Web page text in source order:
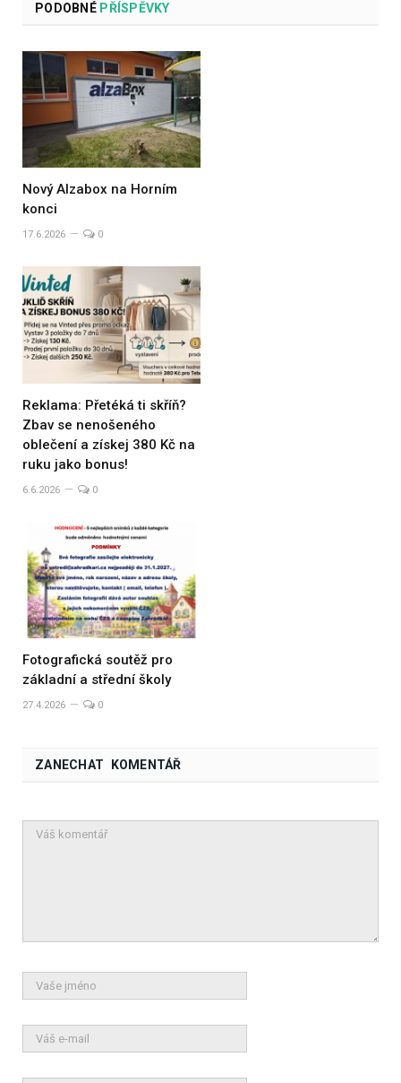
PODOBNÉPŘÍSPĚVKY
Nový Alzabox na Horním
konci
17.6.2026 0
Reklama: Přetéká ti skříň?
Zbav se nenošeného
oblečení a získej 380 Kč na
ruku jako bonus!
6.6.2026 0
Fotografická soutěž pro
základní a střední školy
27.4.2026 0
ZANECHAT KOMENTÁŘ